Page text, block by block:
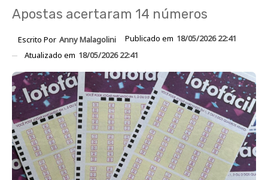
Apostas acertaram 14 números
Escrito Por Anny Malagolini Publicado em 18/05/2026 22:41
Atualizado em 18/05/2026 22:41